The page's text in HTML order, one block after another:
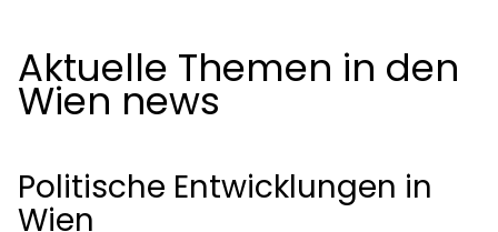
Aktuelle Themen in den
Wien news
Politische Entwicklungen in
Wien